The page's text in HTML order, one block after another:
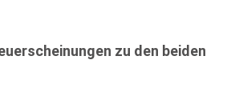
zu den beiden